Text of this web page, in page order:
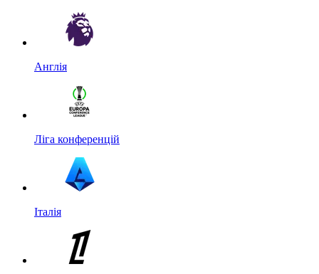
Англія
Ліга конференцій
Італія